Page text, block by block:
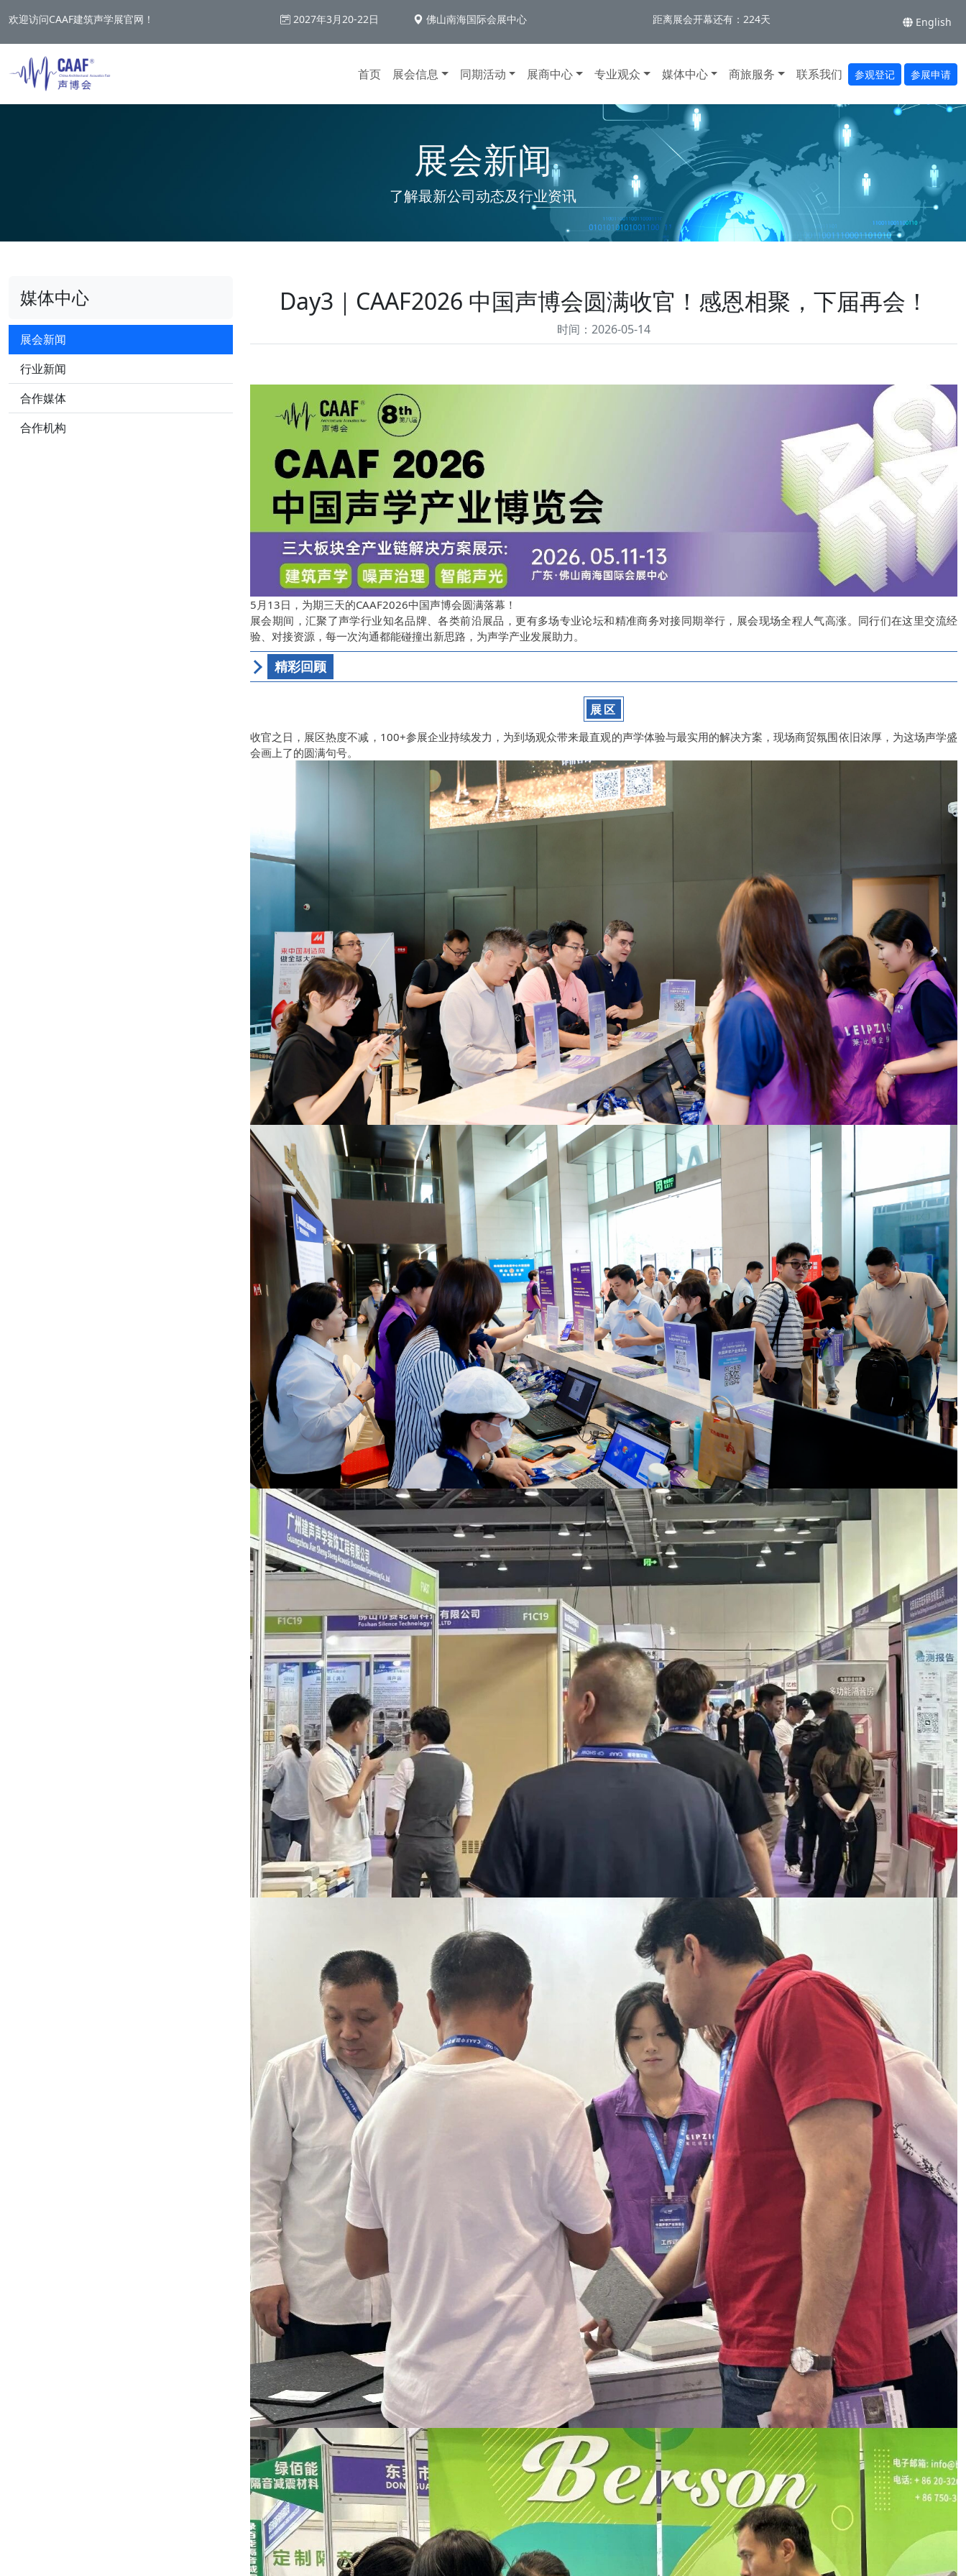
欢迎访问CAAF建筑声学展官网！ 2027年3月20-22日 佛山南海国际会展中心 距离展会开幕还有：224天 English
首页 展会信息 同期活动 展商中心 专业观众 媒体中心 商旅服务 联系我们 参观登记 参展申请
展会新闻
了解最新公司动态及行业资讯
媒体中心
展会新闻
行业新闻
合作媒体
合作机构
Day3｜CAAF2026 中国声博会圆满收官！感恩相聚，下届再会！
时间：2026-05-14
5月13日，为期三天的CAAF2026中国声博会圆满落幕！
展会期间，汇聚了声学行业知名品牌、各类前沿展品，更有多场专业论坛和精准商务对接同期举行，展会现场全程人气高涨。同行们在这里交流经
验、对接资源，每一次沟通都能碰撞出新思路，为声学产业发展助力。
精彩回顾
展区
收官之日，展区热度不减，100+参展企业持续发力，为到场观众带来最直观的声学体验与最实用的解决方案，现场商贸氛围依旧浓厚，为这场声学盛
会画上了的圆满句号。